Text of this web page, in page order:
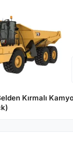
Kırmalı